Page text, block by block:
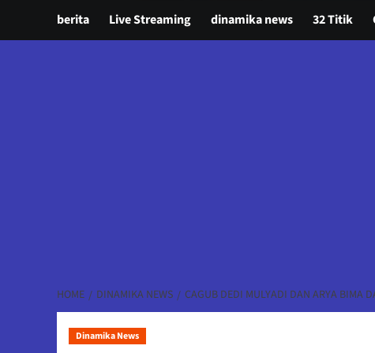
berita Live Streaming dinamika news 32 Titik
HOME DINAMIKA NEWS CAGUB DEDI MULYADI DAN ARYA BIMA
Dinamika News